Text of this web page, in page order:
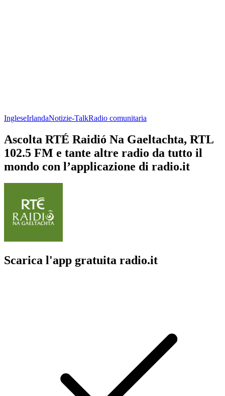
IngleseIrlandaNotizie-TalkRadio comunitaria
Ascolta RTÉ Raidió Na Gaeltachta, RTL
102.5 FM e tante altre radio da tutto il
mondo con l’applicazione di radio.it
Scarica l'app gratuita radio.it